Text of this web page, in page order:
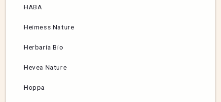
HABA
Heimess Nature
Herbaria Bio
Hevea Nature
Hoppa